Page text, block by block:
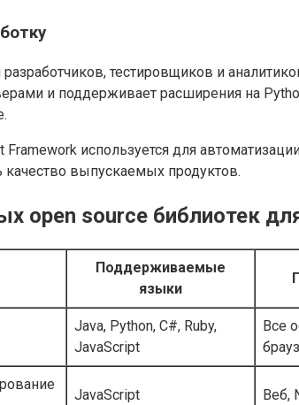
тестировщиков и
и поддерживает расширения на
используется для
выпускаемых продуктов.
open source библиотек
Поддерживаемые
языки
Java, Python, C#, Ruby,
JavaScript
Все
JavaScript Веб,